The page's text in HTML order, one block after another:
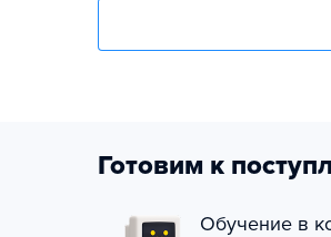
Готовим к
Обучение в